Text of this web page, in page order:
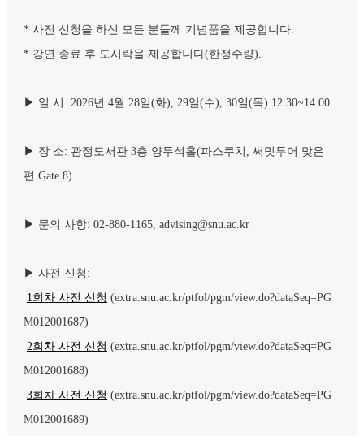
* 사전 신청을 하신 모든 분들께 기념품을 제공합니다.
* 강연 종료 후 도시락을 제공합니다(한정수량).
▶ 일 시: 2026년 4월 28일(화), 29일(수), 30일(목) 12:30~14:00
▶ 장 소: 관정도서관 3층 양두석홀(파스쿠치, 써밋투어 맞은
편 Gate 8)
▶ 문의 사항: 02-880-1165, advising@snu.ac.kr
▶ 사전 신청:
1회차 사전 신청 (extra.snu.ac.kr/ptfol/pgm/view.do?dataSeq=PG
M012001687)
2회차 사전 신청 (extra.snu.ac.kr/ptfol/pgm/view.do?dataSeq=PG
M012001688)
3회차 사전 신청 (extra.snu.ac.kr/ptfol/pgm/view.do?dataSeq=PG
M012001689)